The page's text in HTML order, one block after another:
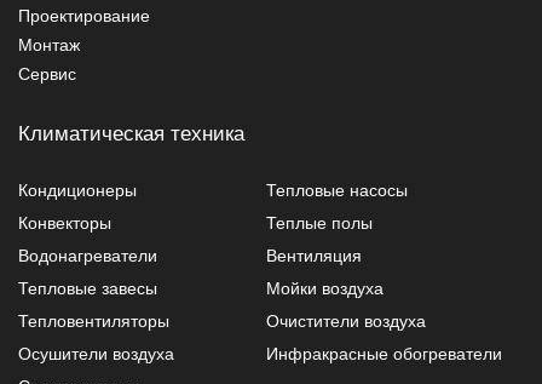
Проектирование
Монтаж
Сервис
Климатическая техника
Кондиционеры
Тепловые насосы
Конвекторы
Теплые полы
Водонагреватели
Вентиляция
Тепловые завесы
Мойки воздуха
Тепловентиляторы
Очистители воздуха
Осушители воздуха
Инфракрасные обогреватели